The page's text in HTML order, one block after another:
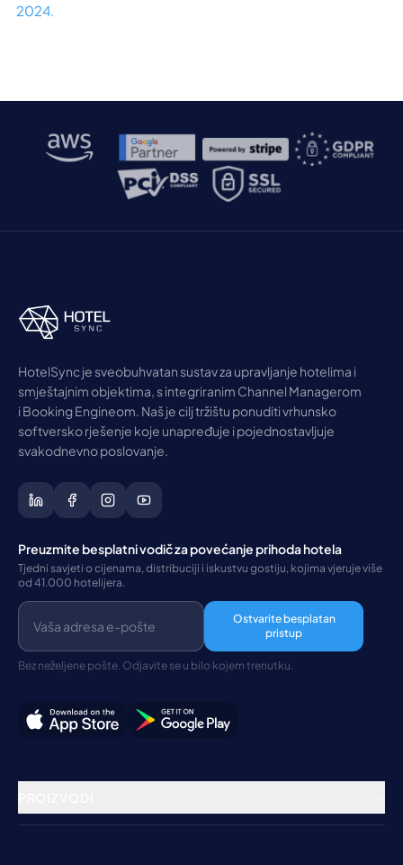
2024.
HotelSync je sveobuhvatan sustav za upravljanje hotelima i
smještajnim objektima, s integriranim Channel Managerom
i Booking Engineom. Naš je cilj tržištu ponuditi vrhunsko
softversko rješenje koje unapređuje i pojednostavljuje
svakodnevno poslovanje.
Preuzmite besplatni vodič za povećanje prihoda hotela
Tjedni savjeti o cijenama, distribuciji i iskustvu gostiju, kojima vjeruje više
od 41.000 hotelijera.
Ostvarite besplatan
pristup
Bez neželjene pošte. Odjavite se u bilo kojem trenutku.
Rezervacijski sustav